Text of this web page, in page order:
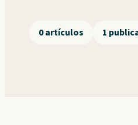
0 artículos 1